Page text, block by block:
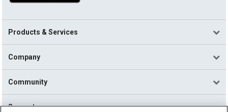
Products & Services
Company
Community
Support